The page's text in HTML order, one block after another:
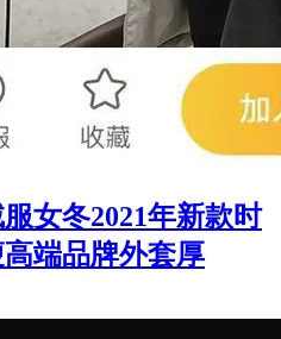
女冬2021年新款时
端品牌外套厚